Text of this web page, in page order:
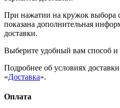
При нажатии на кружок выбора
показана дополнительная
доставки.
Выберите удобный вам способ
Подробнее об условиях
«Доставка».
Оплата